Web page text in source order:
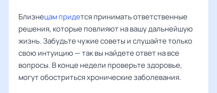
Близнецам придется принимать ответственные
решения, которые повлияют на вашу дальнейшую
жизнь. Забудьте чужие советы и слушайте только
свою интуицию — так вы найдете ответ на все
вопросы. В конце недели проверьте здоровье,
могут обостриться хронические заболевания.